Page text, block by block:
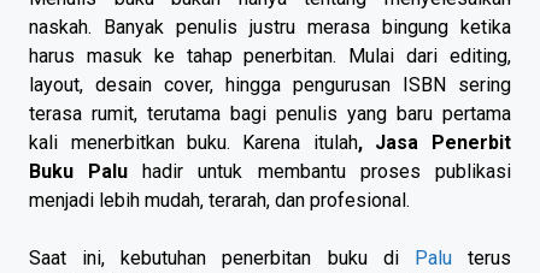
naskah. Banyak penulis justru merasa bingung ketika
harus masuk ke tahap penerbitan. Mulai dari editing,
layout, desain cover, hingga pengurusan ISBN sering
terasa rumit, terutama bagi penulis yang baru pertama
kali menerbitkan buku. Karena itulah, Jasa Penerbit
Buku Palu hadir untuk membantu proses publikasi
menjadi lebih mudah, terarah, dan profesional.
Saat ini, kebutuhan penerbitan buku di Palu terus